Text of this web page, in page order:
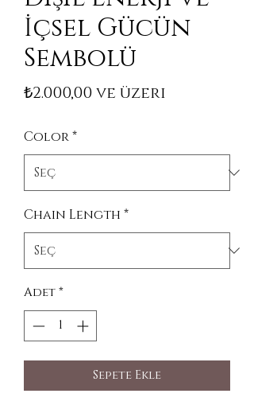
İçsel Gücün
Sembolü
₺2.000,00ve üzeri
Color*
Chain Length *
Adet*
Sepete Ekle